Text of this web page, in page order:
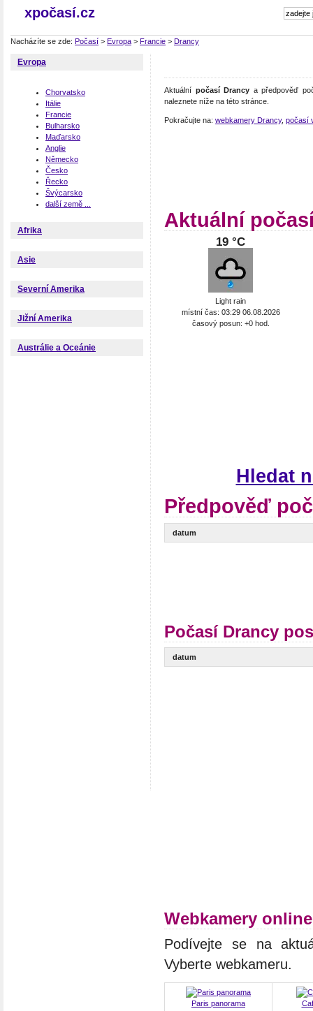
xpočasí.cz
Nacházíte se zde: Počasí > Evropa > Francie > Drancy
Evropa
Chorvatsko
Itálie
Francie
Bulharsko
Maďarsko
Anglie
Německo
Česko
Řecko
Švýcarsko
další země ...
Afrika
Asie
Severní Amerika
Jižní Amerika
Austrálie a Oceánie
Aktuální počasí Drancy a předpověď
naleznete níže na této stránce.
Pokračujte na: webkamery Drancy, počasí
Aktuální
19 °C
Light rain
místní čas: 03:29 06.08.2026
časový posun: +0 hod.
Hledat
Předpověď
datum
Počasí Drancy
datum
Webkamery
Podívejte se na
Vyberte webkameru.
Paris panorama